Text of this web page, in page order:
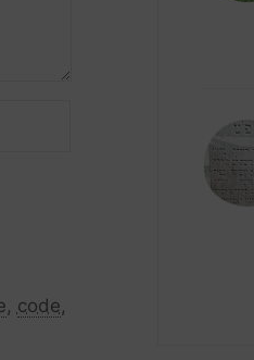
, code,